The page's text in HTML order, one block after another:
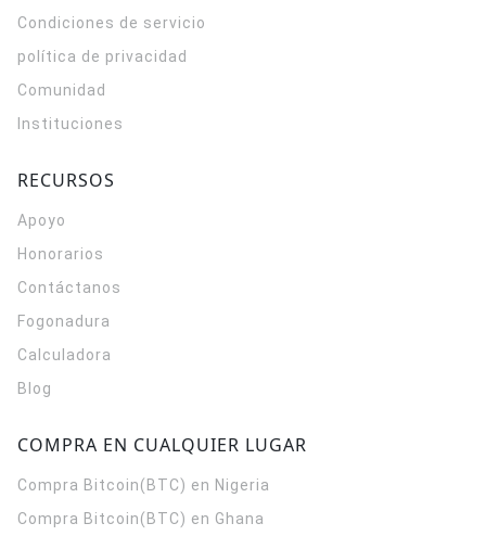
Condiciones de servicio
política de privacidad
Comunidad
Instituciones
RECURSOS
Apoyo
Honorarios
Contáctanos
Fogonadura
Calculadora
Blog
COMPRA EN CUALQUIER LUGAR
Compra Bitcoin(BTC) en Nigeria
Compra Bitcoin(BTC) en Ghana